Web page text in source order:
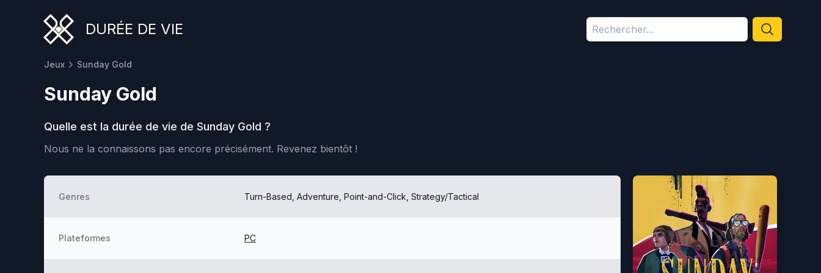
DURÉE DE VIE
Jeux Sunday Gold
Sunday Gold
Quelle est la durée de vie de Sunday Gold ?
Nous ne la connaissons pas encore précisément. Revenez bientôt !
Genres Turn-Based, Adventure, Point-and-Click, Strategy/Tactical
Plateformes PC